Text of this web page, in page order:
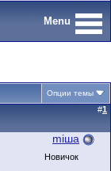
Menu
Опции темы
#1
miшa
Новичок